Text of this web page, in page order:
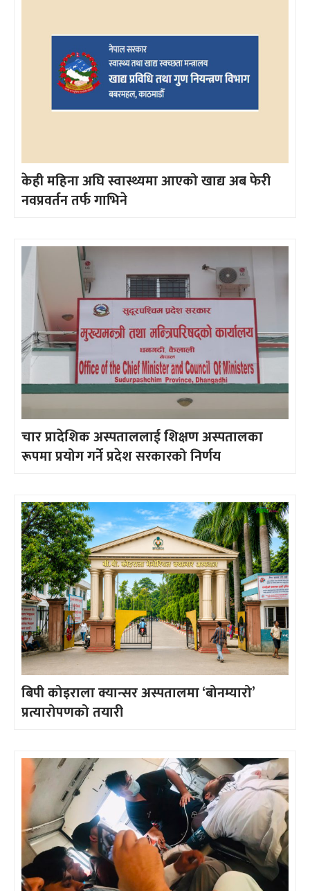
केही महिना अघि स्वास्थ्यमा आएको खाद्य अब फेरी
नवप्रवर्तन तर्फ गाभिने
चार प्रादेशिक अस्पताललाई शिक्षण अस्पतालका
रूपमा प्रयोग गर्ने प्रदेश सरकारको निर्णय
बिपी कोइराला क्यान्सर अस्पतालमा ‘बोनम्यारो’
प्रत्यारोपणको तयारी